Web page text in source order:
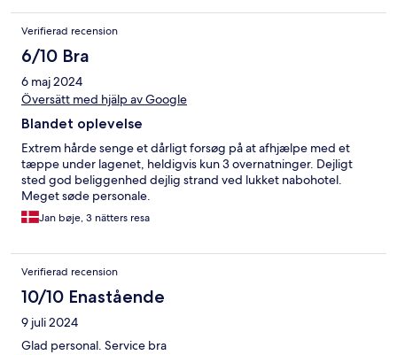
Verifierad recension
6/10 Bra
6 maj 2024
Översätt med hjälp av Google
Blandet oplevelse
Extrem hårde senge et dårligt forsøg på at afhjælpe med et
tæppe under lagenet, heldigvis kun 3 overnatninger. Dejligt
sted god beliggenhed dejlig strand ved lukket nabohotel.
Meget søde personale.
Jan bøje, 3 nätters resa
Verifierad recension
10/10 Enastående
9 juli 2024
Glad personal. Service bra